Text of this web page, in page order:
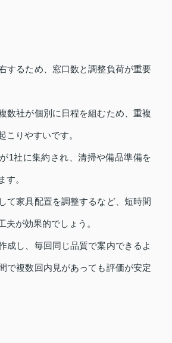
するため、窓口数と調整負荷が重要
数社が個別に日程を組むため、重複
こりやすいです。
1社に集約され、清掃や備品準備を
す。
て家具配置を調整するなど、短時間
夫が効果的でしょう。
成し、毎回同じ品質で案内できるよ
で複数回内見があっても評価が安定